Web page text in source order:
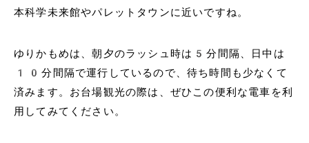
本科学未来館やパレットタウンに近いですね。
ゆりかもめは、朝夕のラッシュ時は5分間隔、日中は
10分間隔で運行しているので、待ち時間も少なくて
済みます。お台場観光の際は、ぜひこの便利な電車を利
用してみてください。